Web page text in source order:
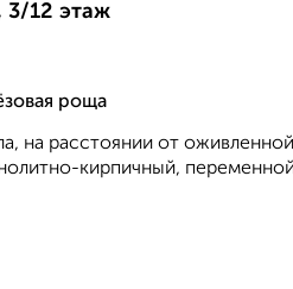
3/12 этаж
роща
на расстоянии от
кирпичный,